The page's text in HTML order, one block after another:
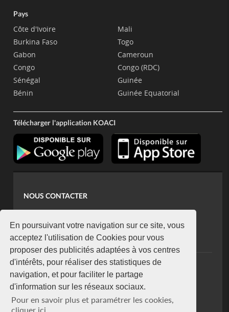
En poursuivant votre navigation sur ce site, vous
acceptez l'utilisation de Cookies pour vous
proposer des publicités adaptées à vos centres
d'intérêts, pour réaliser des statistiques de
navigation, et pour faciliter le partage
d'information sur les réseaux sociaux.
Pour en savoir plus et paramétrer les cookies,
cliquer ici
Pays
Côte d'Ivoire
Burkina Faso
Gabon
Congo
Sénégal
Bénin
Mali
Togo
Cameroun
Congo (RDC)
Guinée
Guinée Equatorial
Télécharger l'application KOACI
NOUS CONTACTER
koaci@yahoo.fr
+225 07 08 85 52 93
NEWSLETTER
Restez connecté via notre newsletter
S'abonner
Se désabonner